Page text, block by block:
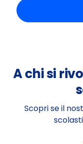
A chi si
Scopri se il